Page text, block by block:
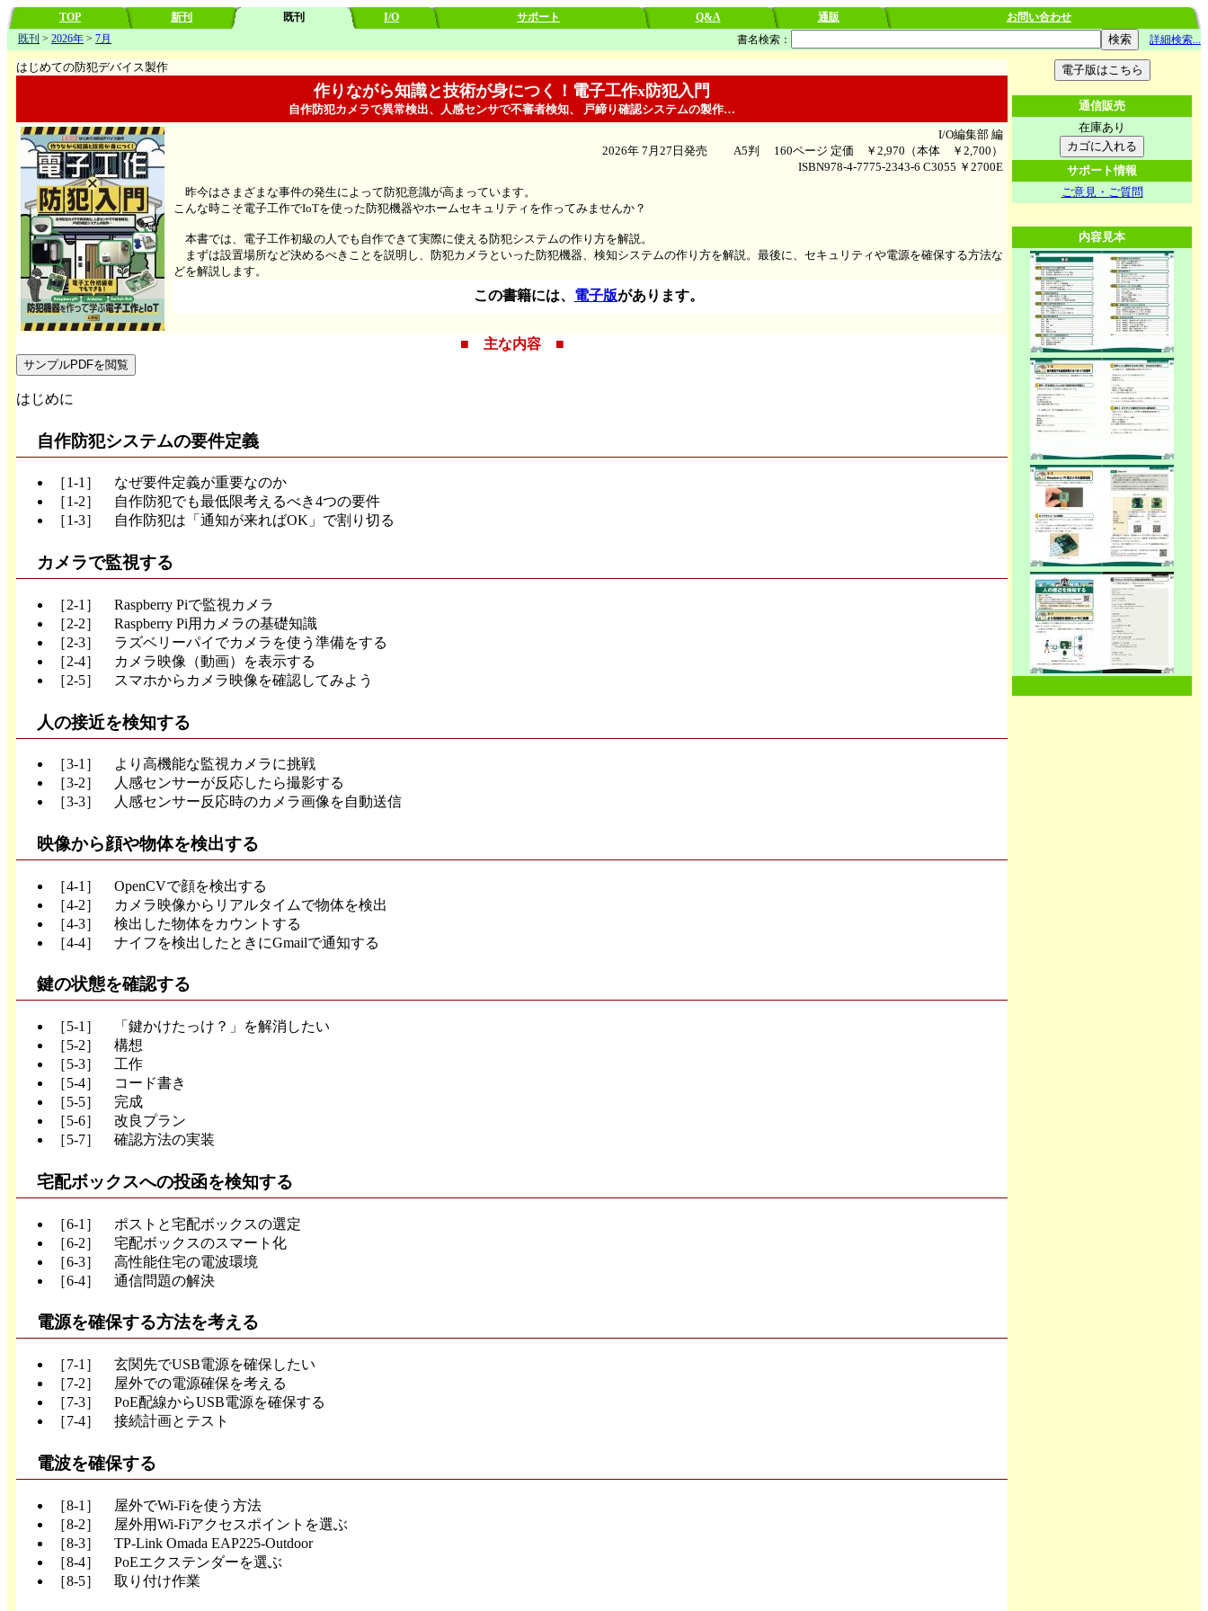
TOP 新刊 既刊 I/O サポート Q&A 通販
お問い合わせ
既刊 > 2026年 > 7月 書名検索： 詳細検索...
はじめての防犯デバイス製作
作りながら知識と技術が身につく！電子工作x防犯入門
自作防犯カメラで異常検出、人感センサで不審者検知、 戸締り確認システムの製作…
I/O編集部 編
2026年 7月27日発売 A5判 160ページ 定価 ￥2,970（本体 ￥2,700）
ISBN978-4-7775-2343-6 C3055 ￥2700E
昨今はさまざまな事件の発生によって防犯意識が高まっています。
こんな時こそ電子工作でIoTを使った防犯機器やホームセキュリティを作ってみませんか？
本書では、電子工作初級の人でも自作できて実際に使える防犯システムの作り方を解説。
まずは設置場所など決めるべきことを説明し、防犯カメラといった防犯機器、検知システムの作り方を解説。最後に、セキュリティや電源を確保する方法な
どを解説します。
この書籍には、 電子版があります。
■ 主な内容 ■
サンプルPDFを閲覧
はじめに
自作防犯システムの要件定義
［1-1］ なぜ要件定義が重要なのか
［1-2］ 自作防犯でも最低限考えるべき4つの要件
［1-3］ 自作防犯は「通知が来ればOK」で割り切る
カメラで監視する
［2-1］ Raspberry Piで監視カメラ
［2-2］ Raspberry Pi用カメラの基礎知識
［2-3］ ラズベリーパイでカメラを使う準備をする
［2-4］ カメラ映像（動画）を表示する
［2-5］ スマホからカメラ映像を確認してみよう
人の接近を検知する
［3-1］ より高機能な監視カメラに挑戦
［3-2］ 人感センサーが反応したら撮影する
［3-3］ 人感センサー反応時のカメラ画像を自動送信
映像から顔や物体を検出する
［4-1］ OpenCVで顔を検出する
［4-2］ カメラ映像からリアルタイムで物体を検出
［4-3］ 検出した物体をカウントする
［4-4］ ナイフを検出したときにGmailで通知する
鍵の状態を確認する
［5-1］ 「鍵かけたっけ？」を解消したい
［5-2］ 構想
［5-3］ 工作
［5-4］ コード書き
［5-5］ 完成
［5-6］ 改良プラン
［5-7］ 確認方法の実装
宅配ボックスへの投函を検知する
［6-1］ ポストと宅配ボックスの選定
［6-2］ 宅配ボックスのスマート化
［6-3］ 高性能住宅の電波環境
［6-4］ 通信問題の解決
電源を確保する方法を考える
［7-1］ 玄関先でUSB電源を確保したい
［7-2］ 屋外での電源確保を考える
［7-3］ PoE配線からUSB電源を確保する
［7-4］ 接続計画とテスト
電波を確保する
［8-1］ 屋外でWi-Fiを使う方法
［8-2］ 屋外用Wi-Fiアクセスポイントを選ぶ
［8-3］ TP-Link Omada EAP225-Outdoor
［8-4］ PoEエクステンダーを選ぶ
［8-5］ 取り付け作業
通信販売
在庫あり
サポート情報
ご意見・ご質問
内容見本